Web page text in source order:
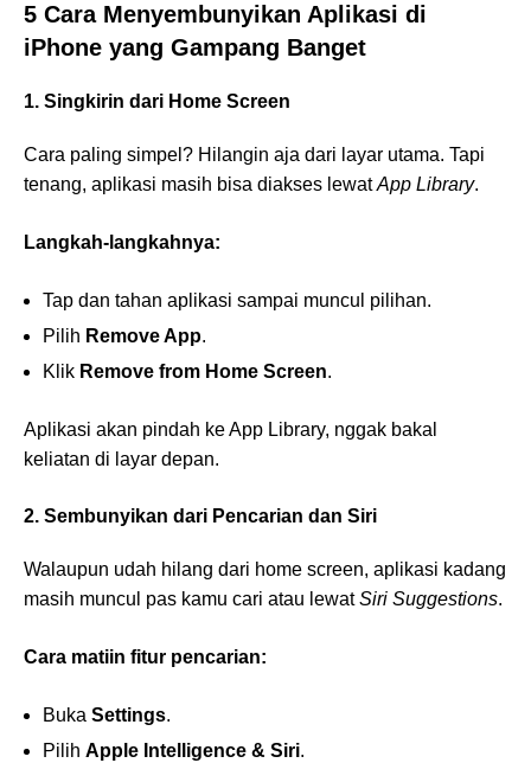
5 Cara Menyembunyikan Aplikasi di
iPhone yang Gampang Banget
1. Singkirin dari Home Screen
Cara paling simpel? Hilangin aja dari layar utama. Tapi
tenang, aplikasi masih bisa diakses lewatApp Library.
Langkah-langkahnya:
Tap dan tahan aplikasi sampai muncul pilihan.
Pilih Remove App.
Klik Remove from Home Screen.
Aplikasi akan pindah ke App Library, nggak bakal
keliatan di layar depan.
2. Sembunyikan dari Pencarian dan Siri
Walaupun udah hilang dari home screen, aplikasi kadang
masih muncul pas kamu cari atau lewatSiri Suggestions.
Cara matiin fitur pencarian:
Buka Settings.
Pilih Apple Intelligence & Siri.